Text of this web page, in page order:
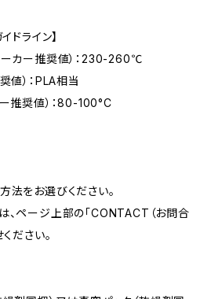
ドライン】
ーカー推奨値）：230-260℃
値）：PLA相当
推奨値）：80-100°C
法をお選びください。
、ページ上部の「CONTACT（お問合
ださい。